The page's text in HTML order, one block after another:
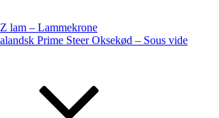
lam – Lammekrone
Prime Steer Oksekød – Sous vide